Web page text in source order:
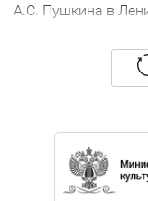
А.С. Пушкина в
Лучшие работы:
А.П.Чехова,
С 1974 по 1988 гг.
Театра Советской